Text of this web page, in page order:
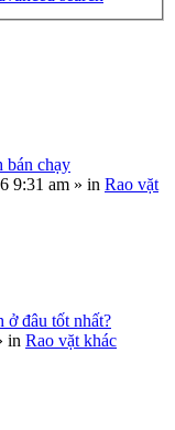
bán chạy
9:31 am » in Rao vặt
đâu tốt nhất?
in Rao vặt khác